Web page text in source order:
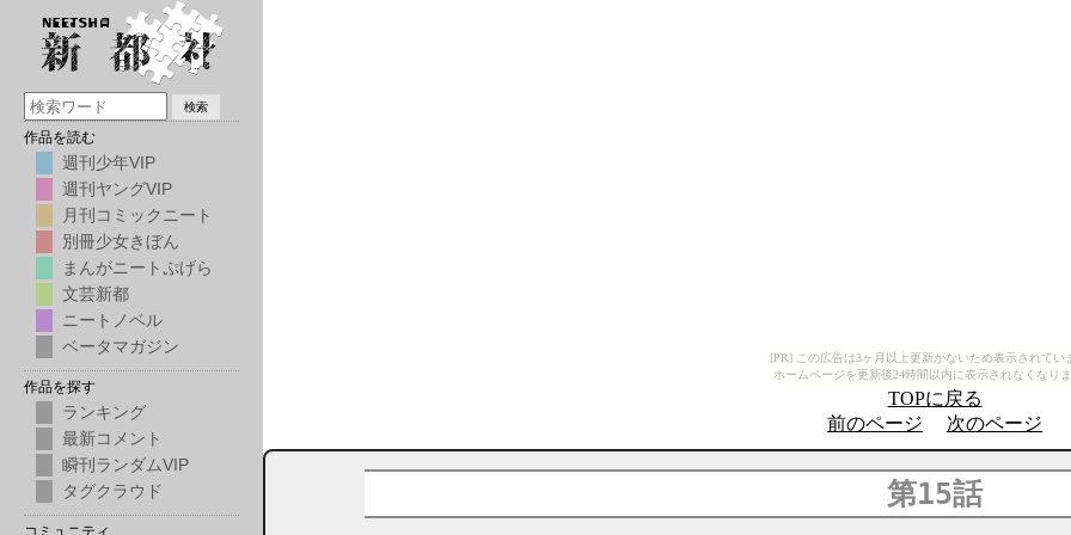
[PR] この広告は3ヶ月以上更新がないため表示されてい
ホームページを更新後24時間以内に表示されなくなりま
TOPに戻る
前のページ
次のページ
第15話
検索
作品を読む
週刊少年VIP
週刊ヤングVIP
月刊コミックニート
別冊少女きぼん
まんがニートぷげら
文芸新都
ニートノベル
ベータマガジン
作品を探す
ランキング
最新コメント
瞬刊ランダムVIP
タグクラウド
ＭＥＮＵ